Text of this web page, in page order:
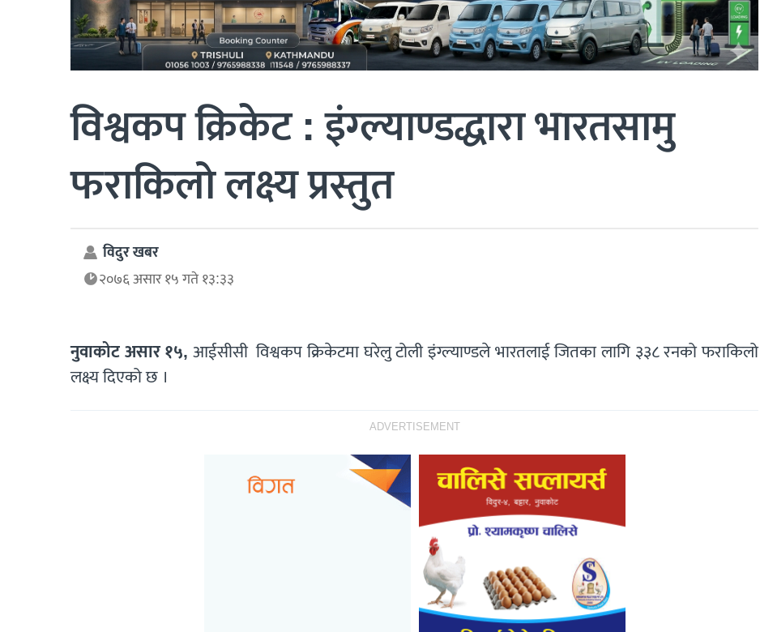
विश्वकप क्रिकेट : इंग्ल्याण्डद्धारा भारतसामु
फराकिलो लक्ष्य प्रस्तुत
विदुर खबर
२०७६ असार १५ गते १३:३३
नुवाकोट असार १५, आईसीसी विश्वकप क्रिकेटमा घरेलु टोली इंग्ल्याण्डले भारतलाई जितका लागि ३३८ रनको फराकिलो
लक्ष्य दिएको छ ।
ADVERTISEMENT